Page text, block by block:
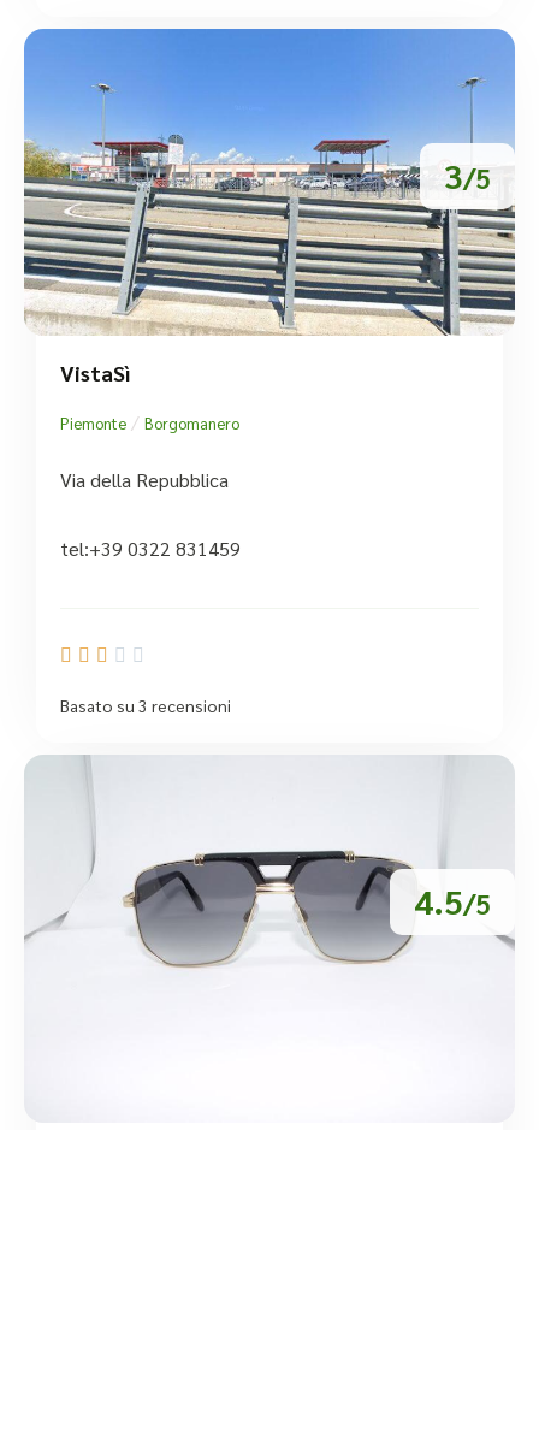
3/5
VistaSì
Piemonte / Borgomanero
Via della Repubblica
tel:+39 0322 831459
    
Basato su 3 recensioni
4.5/5